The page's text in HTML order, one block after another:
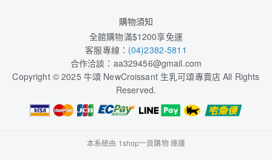
購物須知
全館購物滿$1200享免運
客服專線： (04)2382-5811
合作洽談： aa329456@gmail.com
Copyright © 2025 牛頌 NewCroissant 生乳可頌專賣店 All Rights
Reserved.
本系統由 1shop一頁購物維護